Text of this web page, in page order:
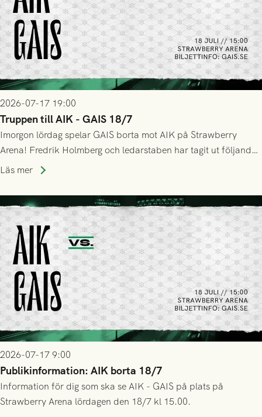
2026-07-17 19:00
Truppen till AIK - GAIS 18/7
Imorgon lördag spelar GAIS borta mot AIK på Strawberry
Arena! Fredrik Holmberg och ledarstaben har tagit ut följande
trupp till matchen:
Läs mer
2026-07-17 9:00
Publikinformation: AIK borta 18/7
Information för dig som ska se AIK - GAIS på plats på
Strawberry Arena lördagen den 18/7 kl 15.00.